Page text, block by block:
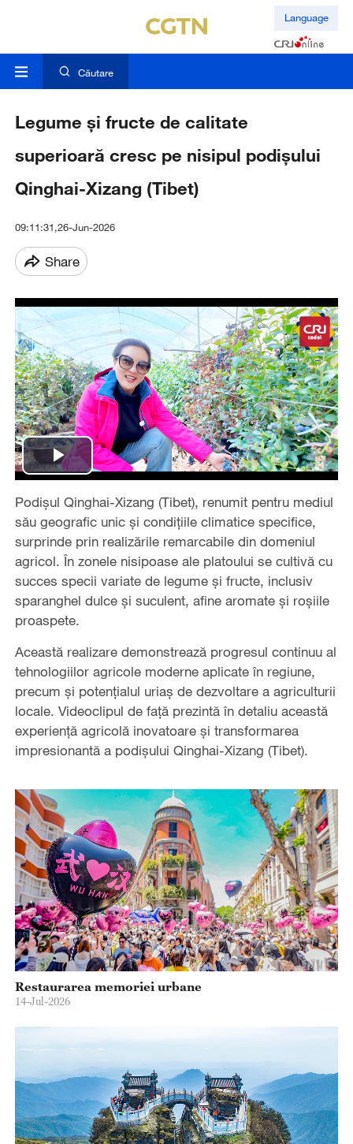
Language
Căutare
Legume și fructe de calitate
superioară cresc pe nisipul podișului
Qinghai-Xizang (Tibet)
09:11:31,26-Jun-2026
Share
Play
Video
Podișul Qinghai-Xizang (Tibet), renumit pentru mediul
său geografic unic și condițiile climatice specifice,
surprinde prin realizările remarcabile din domeniul
agricol. În zonele nisipoase ale platoului se cultivă cu
succes specii variate de legume și fructe, inclusiv
sparanghel dulce și suculent, afine aromate și roșiile
proaspete.
Această realizare demonstrează progresul continuu al
tehnologiilor agricole moderne aplicate în regiune,
precum și potențialul uriaș de dezvoltare a agriculturii
locale. Videoclipul de față prezintă în detaliu această
experiență agricolă inovatoare și transformarea
impresionantă a podișului Qinghai-Xizang (Tibet).
Restaurarea memoriei urbane
14-Jul-2026